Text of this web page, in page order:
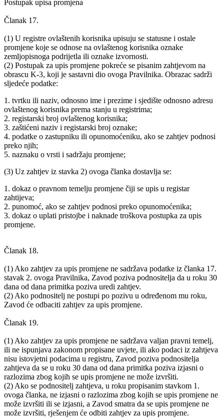
Postupak upisa promjena
Članak 17.
(1) U registre ovlaštenih korisnika upisuju se statusne i ostale
promjene koje se odnose na ovlaštenog korisnika oznake
zemljopisnoga podrijetla ili oznake izvornosti.
(2) Postupak za upis promjene pokreće se pisanim zahtjevom na
obrascu K-3, koji je sastavni dio ovoga Pravilnika. Obrazac sadrži
sljedeće podatke:
1. tvrtku ili naziv, odnosno ime i prezime i sjedište odnosno adresu
ovlaštenog korisnika prema stanju u registrima;
2. registarski broj ovlaštenog korisnika;
3. zaštićeni naziv i registarski broj oznake;
4. podatke o zastupniku ili opunomoćeniku, ako se zahtjev podnosi
preko njih;
5. naznaku o vrsti i sadržaju promjene;
(3) Uz zahtjev iz stavka 2) ovoga članka dostavlja se:
1. dokaz o pravnom temelju promjene čiji se upis u registar
zahtijeva;
2. punomoć, ako se zahtjev podnosi preko opunomoćenika;
3. dokaz o uplati pristojbe i naknade troškova postupka za upis
promjene.
Članak 18.
(1) Ako zahtjev za upis promjene ne sadržava podatke iz članka 17.
stavak 2. ovoga Pravilnika, Zavod poziva podnositelja da u roku 30
dana od dana primitka poziva uredi zahtjev.
(2) Ako podnositelj ne postupi po pozivu u određenom mu roku,
Zavod će odbaciti zahtjev za upis promjene.
Članak 19.
(1) Ako zahtjev za upis promjene ne sadržava valjan pravni temelj,
ili ne ispunjava zakonom propisane uvjete, ili ako podaci iz zahtjeva
nisu istovjetni podacima u registru, Zavod poziva podnositelja
zahtjeva da se u roku 30 dana od dana primitka poziva izjasni o
razlozima zbog kojih se upis promjene ne može izvršiti.
(2) Ako se podnositelj zahtjeva, u roku propisanim stavkom 1.
ovoga članka, ne izjasni o razlozima zbog kojih se upis promjene ne
može izvršiti ili se izjasni, a Zavod smatra da se upis promjene ne
može izvršiti, rješenjem će odbiti zahtjev za upis promjene.